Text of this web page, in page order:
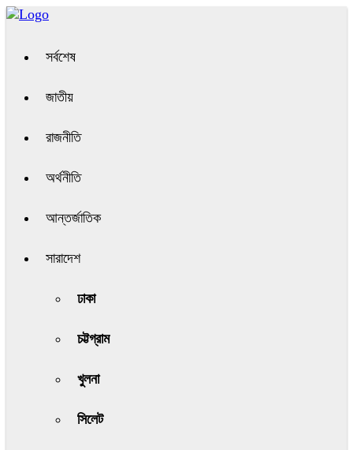
সর্বশেষ
জাতীয়
রাজনীতি
অর্থনীতি
আন্তর্জাতিক
সারাদেশ
ঢাকা
চট্টগ্রাম
খুলনা
সিলেট